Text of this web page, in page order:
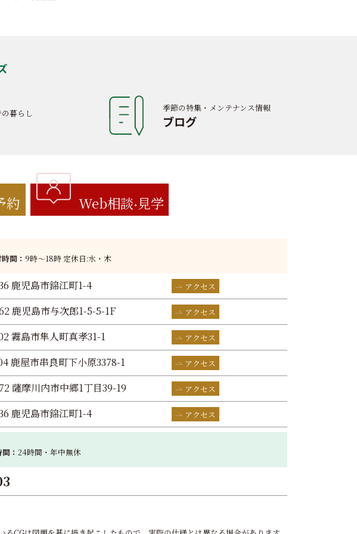
暮らし
季節の特集・メンテナンス情報
ブログ
約 Web相談 見学
間： 9時〜18時 定休日:水・木
鹿児島市錦江町1-4 アクセス
鹿児島市与次郎1-5-5-1F アクセス
霧島市隼人町真孝31-1 アクセス
鹿屋市串良町下小原3378-1 アクセス
薩摩川内市中郷1丁目39-19 アクセス
鹿児島市錦江町1-4 アクセス
： 24時間・年中無休